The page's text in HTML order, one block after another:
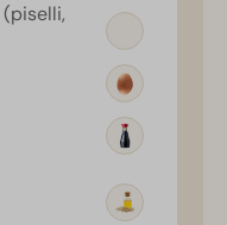
(piselli,